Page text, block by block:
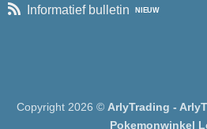
Informatief bulletin
Copyright 2026 © ArlyTrading -
Pokemonwinkel